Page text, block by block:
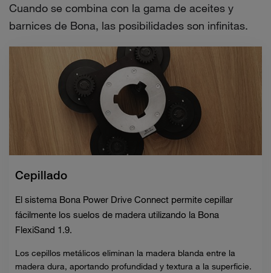
Cuando se combina con la gama de aceites y
barnices de Bona, las posibilidades son infinitas.
Cepillado
El sistema Bona Power Drive Connect permite cepillar
fácilmente los suelos de madera utilizando la Bona
FlexiSand 1.9.
Los cepillos metálicos eliminan la madera blanda entre la
madera dura, aportando profundidad y textura a la superficie.